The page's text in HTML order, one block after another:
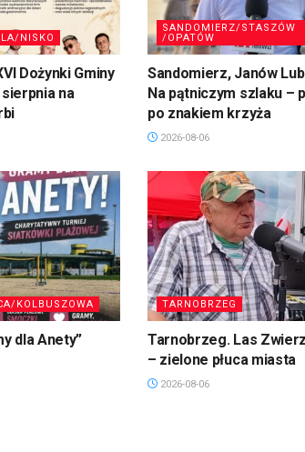
NISKO
Dożynki Gminy
na
SANDOMIERZ/STASZÓW
/OPATÓW
Sandomierz, Janów
Na pątniczym szlaku –
po znakiem krzyża
2026-08-06
KOLBUSZOWA
dla Anety”
TARNOBRZEG
Tarnobrzeg. Las
– zielone płuca miasta
2026-08-06